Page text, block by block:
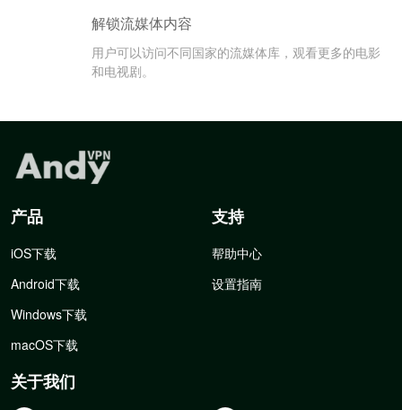
解锁流媒体内容
用户可以访问不同国家的流媒体库，观看更多的电影
和电视剧。
产品
iOS下载
Android下载
Windows下载
macOS下载
支持
帮助中心
设置指南
关于我们